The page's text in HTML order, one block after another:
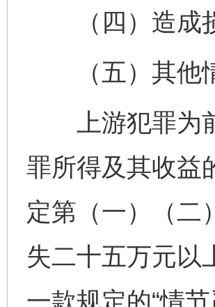
（四）造成损
（五）其他
上游犯罪为前
罪所得及其收益
定第（一）（二
失二十五万元以
一款规定的“情节